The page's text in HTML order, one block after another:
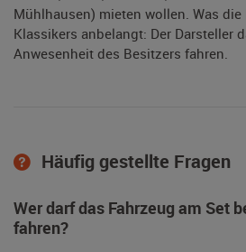
Mühlhausen) mieten wollen. Was
Klassikers anbelangt: Der Darsteller
Anwesenheit des Besitzers fahren.
Häufig gestellte Fragen
Wer darf das Fahrzeug am Set
fahren?